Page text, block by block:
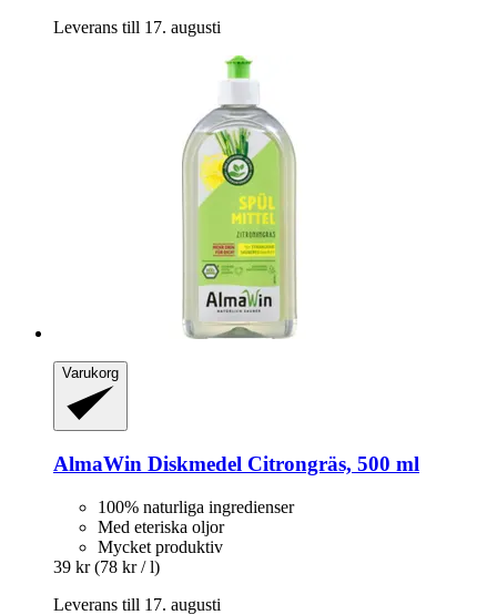
Leverans till 17. augusti
Varukorg
AlmaWin Diskmedel Citrongräs, 500 ml
100% naturliga ingredienser
Med eteriska oljor
Mycket produktiv
39 kr (78 kr / l)
Leverans till 17. augusti